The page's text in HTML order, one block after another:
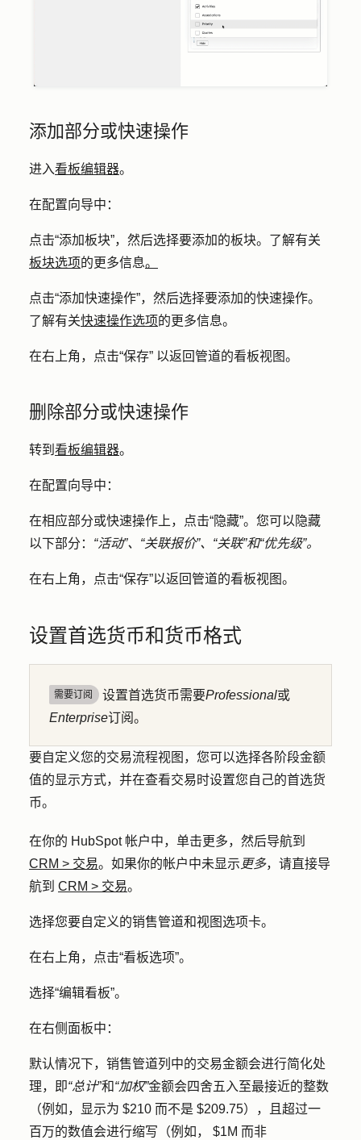
添加部分或快速操作
进入看板编辑器。
在配置向导中：
点击“添加板块”，然后选择要添加的板块。了解有关
板块选项的更多信息。
点击“添加快速操作”，然后选择要添加的快速操作。
了解有关快速操作选项的更多信息。
在右上角，点击“保存” 以返回管道的看板视图。
删除部分或快速操作
转到 看板编辑器。
在配置向导中：
在相应部分或快速操作上，点击“隐藏”。您可以隐藏
以下部分： “活动”、“关联报价”、“关联”和“优先级”。
在右上角，点击“保存”以返回管道的看板视图。
设置首选货币和货币格式
需要订阅 设置首选货币需要Professional或
Enterprise订阅。
要自定义您的交易流程视图，您可以选择各阶段金额
值的显示方式，并在查看交易时设置您自己的首选货
币。
在你的 HubSpot 帐户中，单击更多，然后导航到
CRM > 交易。如果你的帐户中未显示 更多，请直接导
航到 CRM > 交易。
选择您要自定义的销售管道和视图选项卡。
在右上角，点击“看板选项”。
选择“编辑看板”。
在右侧面板中：
默认情况下，销售管道列中的交易金额会进行简化处
理，即“总计”和“加权”金额会四舍五入至最接近的整数
（例如，显示为 $210 而不是 $209.75），且超过一
百万的数值会进行缩写（例如， $1M 而非